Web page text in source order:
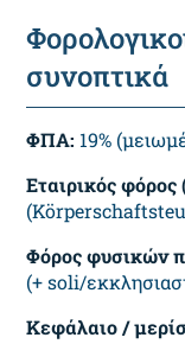
συνοπτικά
ΦΠΑ: 19%
Εταιρικός φόρος
Φόρος φυσικών
(+ soli/
Κεφάλαιο /